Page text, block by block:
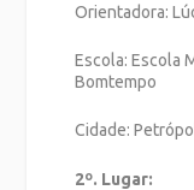
Orientadora:
Escola: Escola
Bomtempo
Cidade:
2º. Lugar: